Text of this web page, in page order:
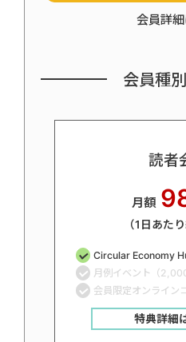
会員詳
会員種
読者
月額
（1日あた
Circular Economy
月例イベント（
会員限定オンライン
特典詳細